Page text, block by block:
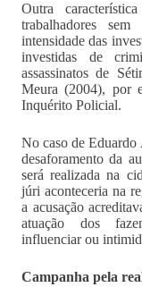
Outra
trabalhadores
intensidade das
investidas de
assassinatos de
Meura (2004), por
Inquérito Policial.
No caso de
desaforamento da
será realizada na
júri aconteceria na
a acusação
atuação dos
influenciar ou
Campanha pela